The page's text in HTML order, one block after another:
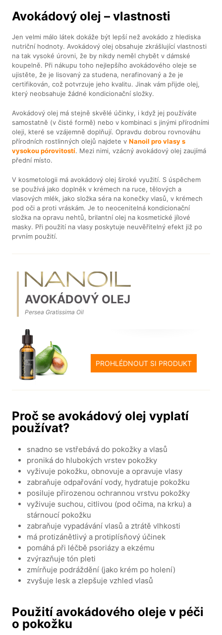
Avokádový olej – vlastnosti
Jen velmi málo látek dokáže být lepší než avokádo z hlediska
nutriční hodnoty. Avokádový olej obsahuje zkrášlující vlastnosti
na tak vysoké úrovni, že by nikdy neměl chybět v dámské
koupelně. Při nákupu toho nejlepšího avokádového oleje se
ujistěte, že je lisovaný za studena, nerafinovaný a že je
certifikován, což potvrzuje jeho kvalitu. Jinak vám přijde olej,
který neobsahuje žádné kondicionační složky.
Avokádový olej má stejně skvělé účinky, i když jej používáte
samostatně (v čisté formě) nebo v kombinaci s jinými přírodními
oleji, které se vzájemně doplňují. Opravdu dobrou rovnováhu
přírodních rostlinných olejů najdete vNanoil pro vlasy s
vysokou pórovitostí. Mezi nimi, vzácný avokádový olej zaujímá
přední místo.
V kosmetologii má avokádový olej široké využití. S úspěchem
se používá jako doplněk v krémech na ruce, tělových a
vlasových mlék, jako složka séra na konečky vlasů, v krémech
pod oči a proti vráskám. Je to neocenitelná kondicionační
složka na opravu nehtů, brilantní olej na kosmetické jílové
masky. Při použití na vlasy poskytuje neuvěřitelný efekt již po
prvním použití.
AVOKÁDOVÝ OLEJ
Persea Gratissima Oil
PROHLÉDNOUT SI PRODUKT
Proč se avokádový olej vyplatí
používat?
snadno se vstřebává do pokožky a vlasů
proniká do hlubokých vrstev pokožky
vyživuje pokožku, obnovuje a opravuje vlasy
zabraňuje odpařování vody, hydratuje pokožku
posiluje přirozenou ochrannou vrstvu pokožky
vyživuje suchou, citlivou (pod očima, na krku) a
stárnoucí pokožku
zabraňuje vypadávání vlasů a ztrátě vlhkosti
má protizánětlivý a protiplísňový účinek
pomáhá při léčbě psoriázy a ekzému
zvýrazňuje tón pleti
zmírňuje podráždění (jako krém po holení)
zvyšuje lesk a zlepšuje vzhled vlasů
Použití avokádového oleje v péči
o pokožku